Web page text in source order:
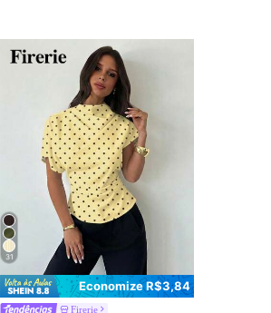
31
Economize R$3,84
Firerie